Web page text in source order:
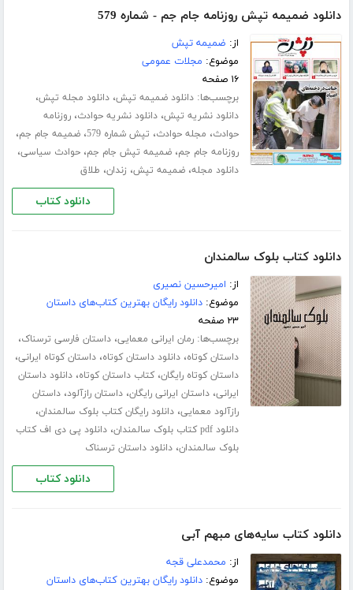
دانلود ضمیمه تپش روزنامه جام جم - شماره 579
از: ضمیمه تپش
موضوع: مجلات عمومی
۱۶ صفحه
برچسب‌ها:دانلود ضمیمه تپش،دانلود مجله تپش،
دانلود نشریه تپش،دانلود نشریه حوادث،روزنامه
حوادث، مجله حوادث، تپش شماره 579 ،ضمیمه جام جم،
روزنامه جام جم،ضمیمه تپش جام جم،حوادث سیاسی،
دانلود مجله،ضمیمه تپش، زندان، طلاق
دانلود کتاب
دانلود کتاب بلوک سالمندان
از: امیرحسین نصیری
موضوع:دانلود رایگان بهترین کتاب‌های داستان
۲۳ صفحه
برچسب‌ها:رمان ایرانی معمایی،داستان فارسی ترسناک،
داستان کوتاه،دانلود داستان کوتاه،داستان کوتاه ایرانی،
داستان کوتاه رایگان،کتاب داستان کوتاه،دانلود داستان
ایرانی،داستان ایرانی رایگان،داستان رازآلود،داستان
رازآلود معمایی،دانلود رایگان کتاب بلوک سالمندان،
دانلود pdf کتاب بلوک سالمندان ،دانلود پی دی اف کتاب
بلوک سالمندان،دانلود داستان ترسناک
دانلود کتاب
دانلود کتاب سایه‌های مبهم آبی
از: محمدعلی قجه
موضوع:دانلود رایگان بهترین کتاب‌های داستان